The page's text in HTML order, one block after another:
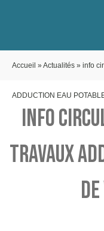
Accueil »Actualités » info
ADDUCTION EAU
INFO
TRAVAUX